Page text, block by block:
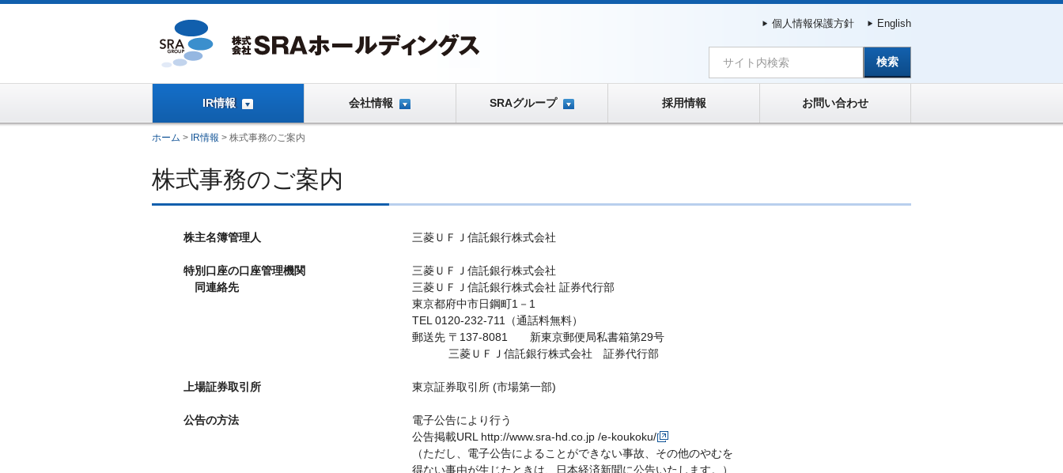
個人情報保護方針 English
サイト内検索
IR情報 会社情報 SRAグループ 採用情報 お問い合わせ
ホーム > IR情報 > 株式事務のご案内
株式事務のご案内
株主名簿管理人 三菱ＵＦＪ信託銀行株式会社
特別口座の口座管理機関
三菱ＵＦＪ信託銀行株式会社
同連絡先
三菱ＵＦＪ信託銀行株式会社 証券代行部
東京都府中市日鋼町1－1
TEL 0120-232-711（通話料無料）
郵送先 〒137-8081 新東京郵便局私書箱第29号
三菱ＵＦＪ信託銀行株式会社 証券代行部
上場証券取引所 東京証券取引所 (市場第一部)
公告の方法
電子公告により行う
公告掲載URL http://www.sra-hd.co.jp /e-koukoku/
（ただし、電子公告によることができない事故、その他のやむを
得ない事由が生じたときは、日本経済新聞に公告いたします。）